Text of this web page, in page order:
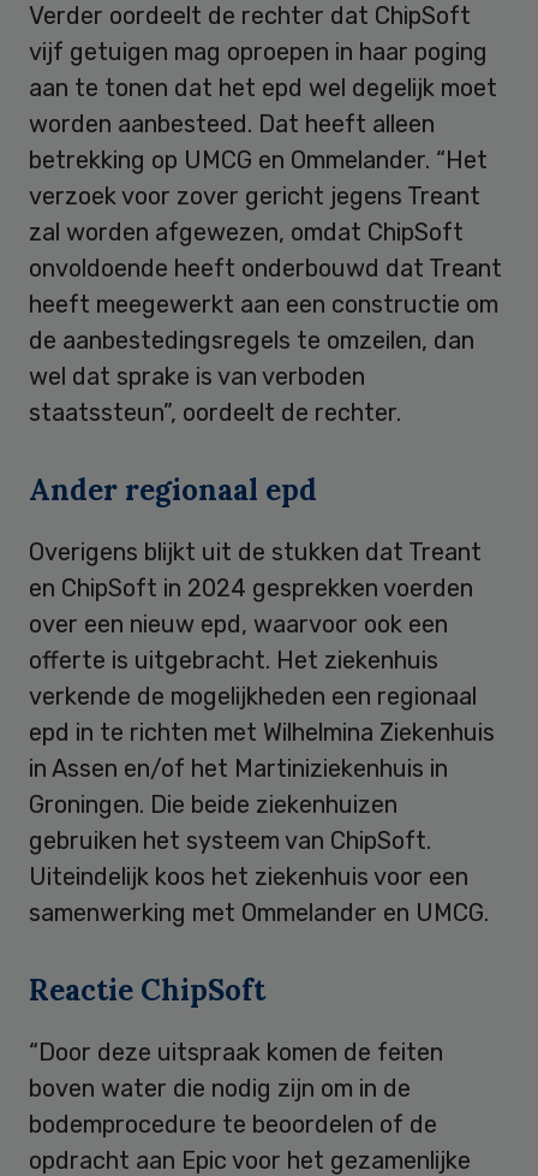
Verder oordeelt de rechter dat ChipSoft
vijf getuigen mag oproepen in haar poging
aan te tonen dat het epd wel degelijk moet
worden aanbesteed. Dat heeft alleen
betrekking op UMCG en Ommelander. “Het
verzoek voor zover gericht jegens Treant
zal worden afgewezen, omdat ChipSoft
onvoldoende heeft onderbouwd dat Treant
heeft meegewerkt aan een constructie om
de aanbestedingsregels te omzeilen, dan
wel dat sprake is van verboden
staatssteun”, oordeelt de rechter.
Ander regionaal epd
Overigens blijkt uit de stukken dat Treant
en ChipSoft in 2024 gesprekken voerden
over een nieuw epd, waarvoor ook een
offerte is uitgebracht. Het ziekenhuis
verkende de mogelijkheden een regionaal
epd in te richten met Wilhelmina Ziekenhuis
in Assen en/of het Martiniziekenhuis in
Groningen. Die beide ziekenhuizen
gebruiken het systeem van ChipSoft.
Uiteindelijk koos het ziekenhuis voor een
samenwerking met Ommelander en UMCG.
Reactie ChipSoft
“Door deze uitspraak komen de feiten
boven water die nodig zijn om in de
bodemprocedure te beoordelen of de
opdracht aan Epic voor het gezamenlijke